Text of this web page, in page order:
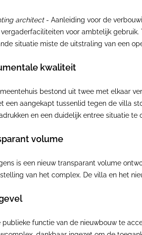
architect- Aanleiding voor de
voor ambtelijk
situatie miste de uitstraling van een
kwaliteit
bestond uit twee met elkaar
een aangekapt tussenlid tegen de villa
en een duidelijk entree situatie
volume
is een nieuw transparant volume
van het complex. De villa en het
publieke functie van de nieuwbouw te